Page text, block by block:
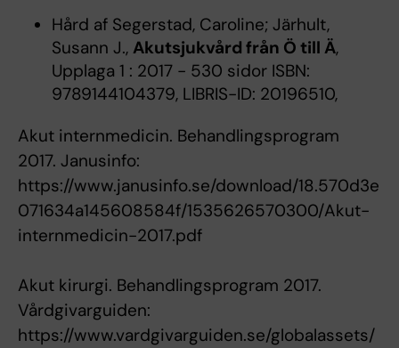
Hård af Segerstad, Caroline; Järhult,
Susann J., Akutsjukvård från Ö till Ä,
Upplaga 1 : 2017 - 530 sidor ISBN:
9789144104379, LIBRIS-ID: 20196510,
Akut internmedicin. Behandlingsprogram
2017. Janusinfo:
https://www.janusinfo.se/download/18.570d3e
071634a145608584f/1535626570300/Akut-
internmedicin-2017.pdf
Akut kirurgi. Behandlingsprogram 2017.
Vårdgivarguiden:
https://www.vardgivarguiden.se/globalassets/